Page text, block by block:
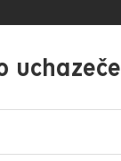
uchazeče